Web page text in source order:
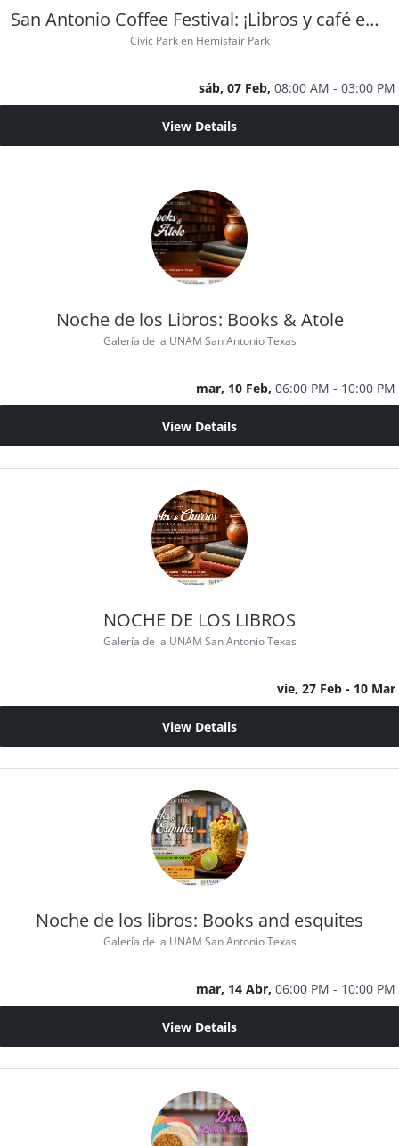
San Antonio Coffee Festival: ¡Libros y café en el Hemisfair Park!
Civic Park en Hemisfair Park
sáb, 07 Feb, 08:00 AM - 03:00 PM
View Details
Noche de los Libros: Books & Atole
Galería de la UNAM San Antonio Texas
mar, 10 Feb, 06:00 PM - 10:00 PM
View Details
NOCHE DE LOS LIBROS
Galería de la UNAM San Antonio Texas
vie, 27 Feb - 10 Mar
View Details
Noche de los libros: Books and esquites
Galería de la UNAM San Antonio Texas
mar, 14 Abr, 06:00 PM - 10:00 PM
View Details